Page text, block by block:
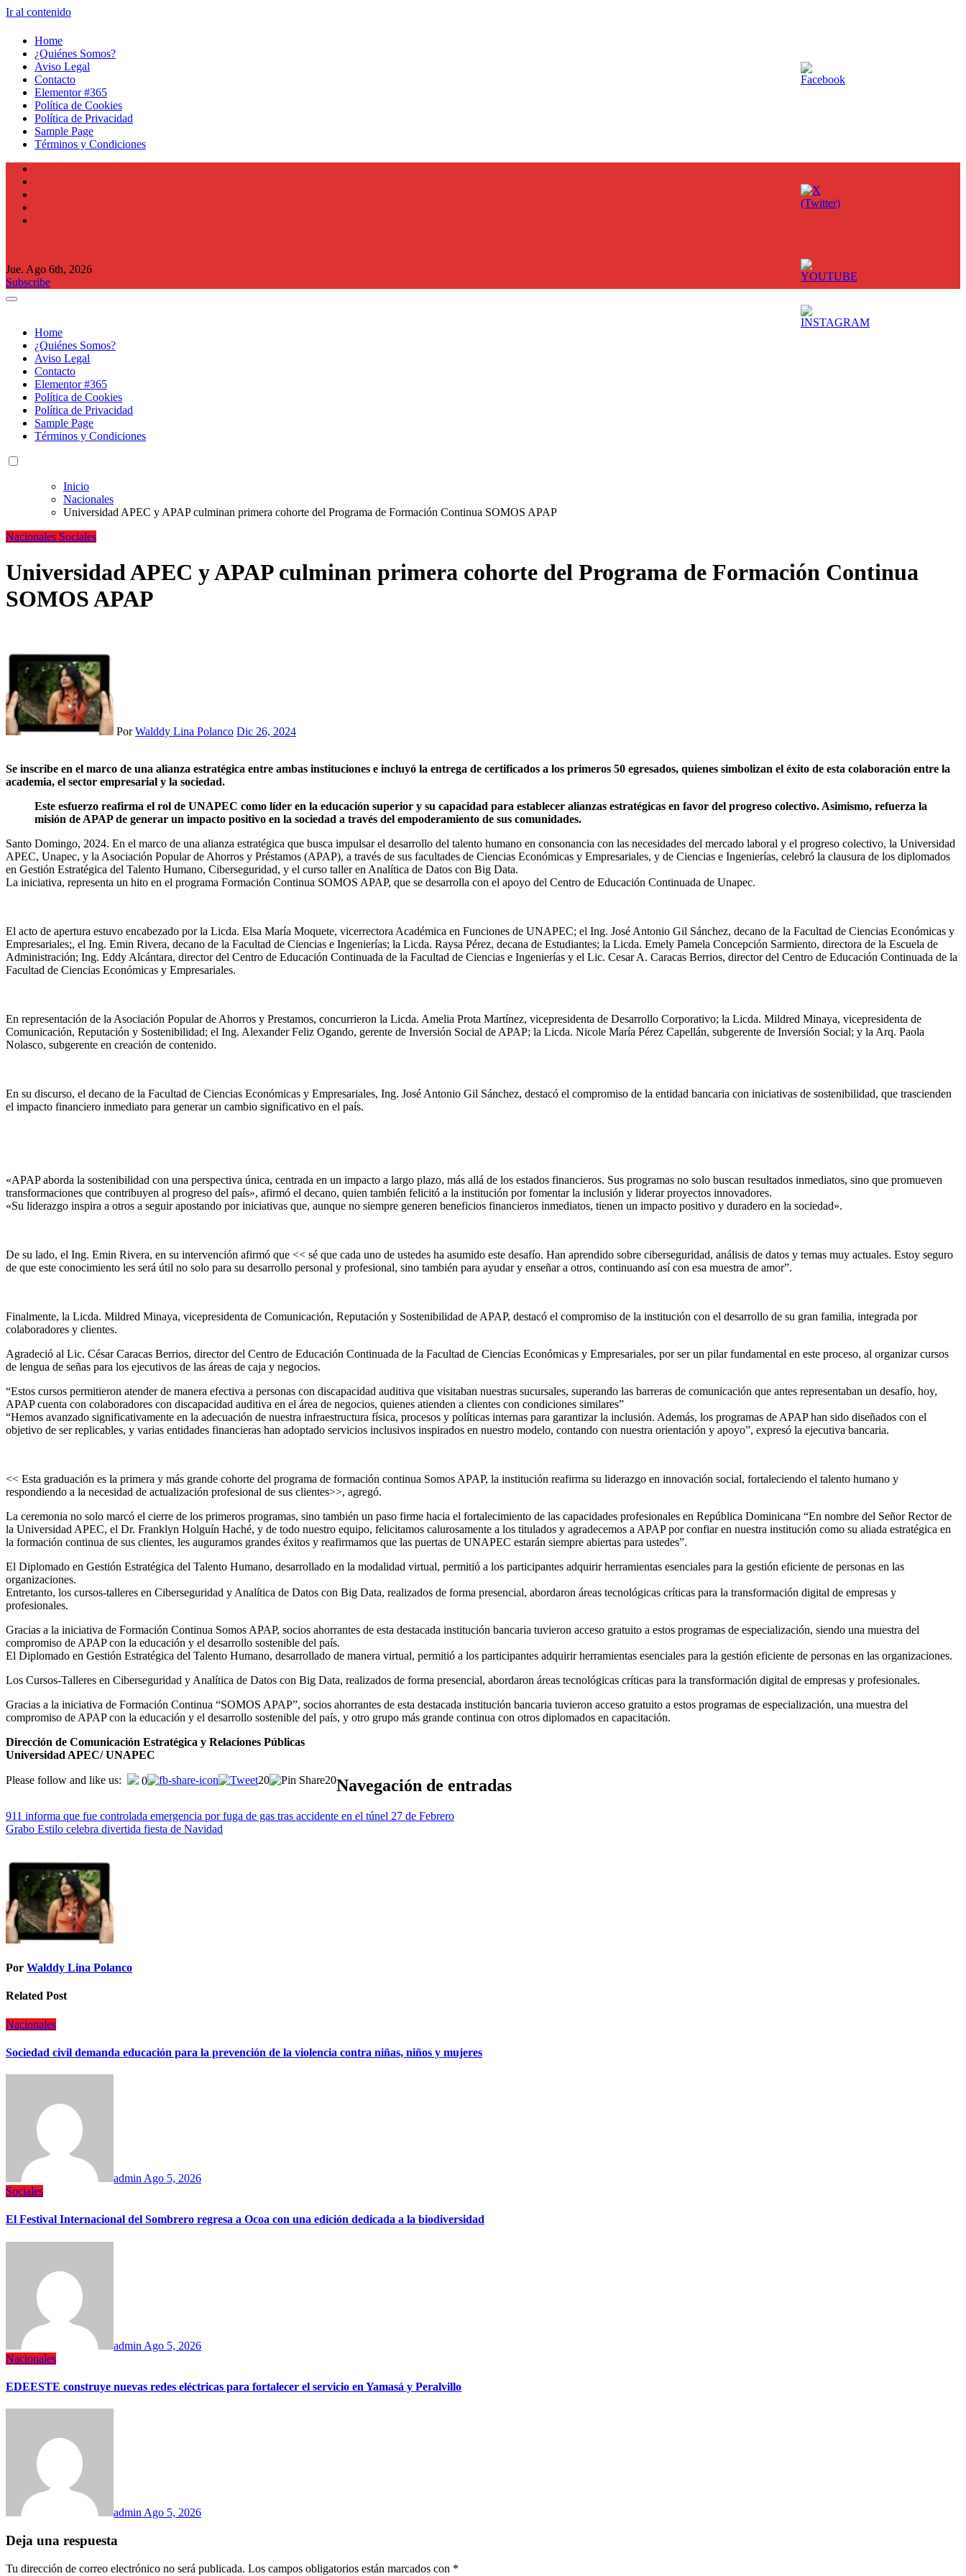
Ir al contenido
Home
¿Quiénes Somos?
Aviso Legal
Contacto
Elementor #365
Política de Cookies
Política de Privacidad
Sample Page
Términos y Condiciones
Jue. Ago 6th, 2026
Subscribe
Home
¿Quiénes Somos?
Aviso Legal
Contacto
Elementor #365
Política de Cookies
Política de Privacidad
Sample Page
Términos y Condiciones
Inicio
Nacionales
Universidad APEC y APAP culminan primera cohorte del Programa de Formación Continua SOMOS APAP
Nacionales Sociales
Universidad APEC y APAP culminan primera cohorte del Programa de Formación Continua
SOMOS APAP
PorWalddy Lina Polanco Dic 26, 2024
Se inscribe en el marco de una alianza estratégica entre ambas instituciones e incluyó la entrega de certificados a los primeros 50 egresados, quienes simbolizan el éxito de esta colaboración entre la
academia, el sector empresarial y la sociedad.
Este esfuerzo reafirma el rol de UNAPEC como líder en la educación superior y su capacidad para establecer alianzas estratégicas en favor del progreso colectivo. Asimismo, refuerza la
misión de APAP de generar un impacto positivo en la sociedad a través del empoderamiento de sus comunidades.
Santo Domingo, 2024. En el marco de una alianza estratégica que busca impulsar el desarrollo del talento humano en consonancia con las necesidades del mercado laboral y el progreso colectivo, la Universidad
APEC, Unapec, y la Asociación Popular de Ahorros y Préstamos (APAP), a través de sus facultades de Ciencias Económicas y Empresariales, y de Ciencias e Ingenierías, celebró la clausura de los diplomados
en Gestión Estratégica del Talento Humano, Ciberseguridad, y el curso taller en Analítica de Datos con Big Data.
La iniciativa, representa un hito en el programa Formación Continua SOMOS APAP, que se desarrolla con el apoyo del Centro de Educación Continuada de Unapec.
El acto de apertura estuvo encabezado por la Licda. Elsa María Moquete, vicerrectora Académica en Funciones de UNAPEC; el Ing. José Antonio Gil Sánchez, decano de la Facultad de Ciencias Económicas y
Empresariales;, el Ing. Emin Rivera, decano de la Facultad de Ciencias e Ingenierías; la Licda. Raysa Pérez, decana de Estudiantes; la Licda. Emely Pamela Concepción Sarmiento, directora de la Escuela de
Administración; Ing. Eddy Alcántara, director del Centro de Educación Continuada de la Facultad de Ciencias e Ingenierías y el Lic. Cesar A. Caracas Berrios, director del Centro de Educación Continuada de la
Facultad de Ciencias Económicas y Empresariales.
En representación de la Asociación Popular de Ahorros y Prestamos, concurrieron la Licda. Amelia Prota Martínez, vicepresidenta de Desarrollo Corporativo; la Licda. Mildred Minaya, vicepresidenta de
Comunicación, Reputación y Sostenibilidad; el Ing. Alexander Feliz Ogando, gerente de Inversión Social de APAP; la Licda. Nicole María Pérez Capellán, subgerente de Inversión Social; y la Arq. Paola
Nolasco, subgerente en creación de contenido.
En su discurso, el decano de la Facultad de Ciencias Económicas y Empresariales, Ing. José Antonio Gil Sánchez, destacó el compromiso de la entidad bancaria con iniciativas de sostenibilidad, que trascienden
el impacto financiero inmediato para generar un cambio significativo en el país.
«APAP aborda la sostenibilidad con una perspectiva única, centrada en un impacto a largo plazo, más allá de los estados financieros. Sus programas no solo buscan resultados inmediatos, sino que promueven
transformaciones que contribuyen al progreso del país», afirmó el decano, quien también felicitó a la institución por fomentar la inclusión y liderar proyectos innovadores.
«Su liderazgo inspira a otros a seguir apostando por iniciativas que, aunque no siempre generen beneficios financieros inmediatos, tienen un impacto positivo y duradero en la sociedad».
De su lado, el Ing. Emin Rivera, en su intervención afirmó que << sé que cada uno de ustedes ha asumido este desafío. Han aprendido sobre ciberseguridad, análisis de datos y temas muy actuales. Estoy seguro
de que este conocimiento les será útil no solo para su desarrollo personal y profesional, sino también para ayudar y enseñar a otros, continuando así con esa muestra de amor”.
Finalmente, la Licda. Mildred Minaya, vicepresidenta de Comunicación, Reputación y Sostenibilidad de APAP, destacó el compromiso de la institución con el desarrollo de su gran familia, integrada por
colaboradores y clientes.
Agradeció al Lic. César Caracas Berrios, director del Centro de Educación Continuada de la Facultad de Ciencias Económicas y Empresariales, por ser un pilar fundamental en este proceso, al organizar cursos
de lengua de señas para los ejecutivos de las áreas de caja y negocios.
“Estos cursos permitieron atender de manera efectiva a personas con discapacidad auditiva que visitaban nuestras sucursales, superando las barreras de comunicación que antes representaban un desafío, hoy,
APAP cuenta con colaboradores con discapacidad auditiva en el área de negocios, quienes atienden a clientes con condiciones similares”
“Hemos avanzado significativamente en la adecuación de nuestra infraestructura física, procesos y políticas internas para garantizar la inclusión. Además, los programas de APAP han sido diseñados con el
objetivo de ser replicables, y varias entidades financieras han adoptado servicios inclusivos inspirados en nuestro modelo, contando con nuestra orientación y apoyo”, expresó la ejecutiva bancaria.
<< Esta graduación es la primera y más grande cohorte del programa de formación continua Somos APAP, la institución reafirma su liderazgo en innovación social, fortaleciendo el talento humano y
respondiendo a la necesidad de actualización profesional de sus clientes>>, agregó.
La ceremonia no solo marcó el cierre de los primeros programas, sino también un paso firme hacia el fortalecimiento de las capacidades profesionales en República Dominicana “En nombre del Señor Rector de
la Universidad APEC, el Dr. Franklyn Holguín Haché, y de todo nuestro equipo, felicitamos calurosamente a los titulados y agradecemos a APAP por confiar en nuestra institución como su aliada estratégica en
la formación continua de sus clientes, les auguramos grandes éxitos y reafirmamos que las puertas de UNAPEC estarán siempre abiertas para ustedes”.
El Diplomado en Gestión Estratégica del Talento Humano, desarrollado en la modalidad virtual, permitió a los participantes adquirir herramientas esenciales para la gestión eficiente de personas en las
organizaciones.
Entretanto, los cursos-talleres en Ciberseguridad y Analítica de Datos con Big Data, realizados de forma presencial, abordaron áreas tecnológicas críticas para la transformación digital de empresas y
profesionales.
Gracias a la iniciativa de Formación Continua Somos APAP, socios ahorrantes de esta destacada institución bancaria tuvieron acceso gratuito a estos programas de especialización, siendo una muestra del
compromiso de APAP con la educación y el desarrollo sostenible del país.
El Diplomado en Gestión Estratégica del Talento Humano, desarrollado de manera virtual, permitió a los participantes adquirir herramientas esenciales para la gestión eficiente de personas en las organizaciones.
Los Cursos-Talleres en Ciberseguridad y Analítica de Datos con Big Data, realizados de forma presencial, abordaron áreas tecnológicas críticas para la transformación digital de empresas y profesionales.
Gracias a la iniciativa de Formación Continua “SOMOS APAP”, socios ahorrantes de esta destacada institución bancaria tuvieron acceso gratuito a estos programas de especialización, una muestra del
compromiso de APAP con la educación y el desarrollo sostenible del país, y otro grupo más grande continua con otros diplomados en capacitación.
Dirección de Comunicación Estratégica y Relaciones Públicas
Universidad APEC/ UNAPEC
Please follow and like us: 0 20 20Navegación de entradas
911 informa que fue controlada emergencia por fuga de gas tras accidente en el túnel 27 de Febrero
Grabo Estilo celebra divertida fiesta de Navidad
Por Walddy Lina Polanco
Related Post
Nacionales
Sociedad civil demanda educación para la prevención de la violencia contra niñas, niños y mujeres
admin Ago 5, 2026
Sociales
El Festival Internacional del Sombrero regresa a Ocoa con una edición dedicada a la biodiversidad
admin Ago 5, 2026
Nacionales
EDEESTE construye nuevas redes eléctricas para fortalecer el servicio en Yamasá y Peralvillo
admin Ago 5, 2026
Deja una respuesta
Tu dirección de correo electrónico no será publicada. Los campos obligatorios están marcados con *